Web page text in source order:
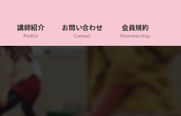
講師紹介
Profile
お問い合わせ
Contact
会員規約
Membership